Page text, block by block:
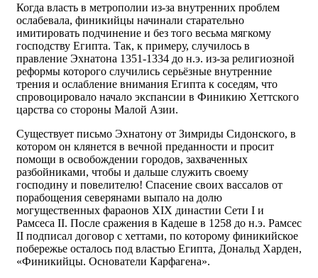
Когда власть в метрополии из-за внутренних проблем
ослабевала, финикийцы начинали старательно
имитировать подчинение и без того весьма мягкому
господству Египта. Так, к примеру, случилось в
правление Эхнатона 1351-1334 до н.э. из-за религиозной
реформы которого случились серьёзные внутренние
трения и ослабление внимания Египта к соседям, что
спровоцировало начало экспансии в Финикию Хеттского
царства со стороны Малой Азии.
Существует письмо Эхнатону от Зимриды Сидонского, в
котором он клянется в вечной преданности и просит
помощи в освобождении городов, захваченных
разбойниками, чтобы и дальше служить своему
господину и повелителю! Спасение своих вассалов от
порабощения северянами выпало на долю
могущественных фараонов XIX династии Сети I и
Рамсеса II. После сражения в Кадеше в 1258 до н.э. Рамсес
II подписал договор с хеттами, по которому финикийское
побережье осталось под властью Египта, Дональд Харден,
«Финикийцы. Основатели Карфагена».